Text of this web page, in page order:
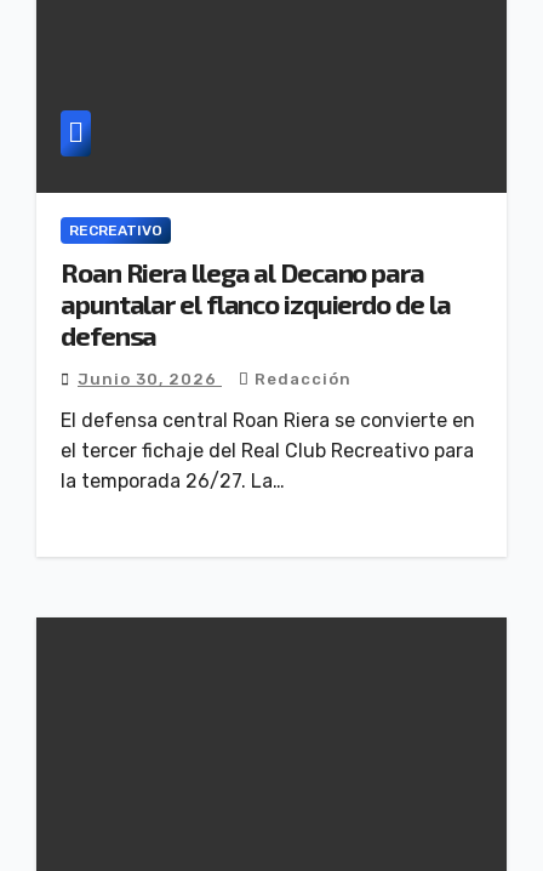
RECREATIVO
Roan Riera llega al Decano para
apuntalar el flanco izquierdo de la
defensa
Junio 30, 2026 Redacción
El defensa central Roan Riera se convierte en
el tercer fichaje del Real Club Recreativo para
la temporada 26/27. La…